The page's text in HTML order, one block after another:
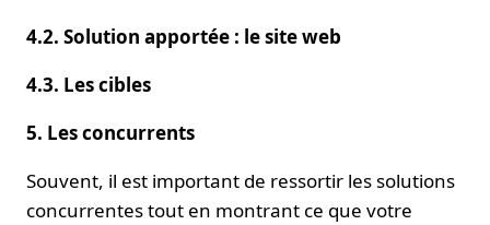
4.2. Solution apportée : le site web
4.3. Les cibles
5. Les concurrents
Souvent, il est important de ressortir les solutions
concurrentes tout en montrant ce que votre